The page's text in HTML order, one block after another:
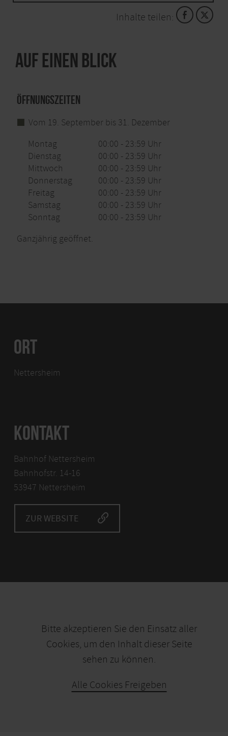
dem ÖPNV sind mit dem GästeTicket möglich.
Inhalte teilen:
Auf einen Blick
Öffnungszeiten
Vom 19. September bis 31. Dezember
Montag
00:00 - 23:59 Uhr
Dienstag
00:00 - 23:59 Uhr
Mittwoch
00:00 - 23:59 Uhr
Donnerstag
00:00 - 23:59 Uhr
Freitag
00:00 - 23:59 Uhr
Samstag
00:00 - 23:59 Uhr
Sonntag
00:00 - 23:59 Uhr
Ganzjährig geöffnet.
ORT
Nettersheim
KONTAKT
Bahnhof Nettersheim
Bahnhofstr. 14-16
53947 Nettersheim
ZUR WEBSITE
Bitte akzeptieren Sie den Einsatz aller
Cookies, um den Inhalt dieser Seite
sehen zu können.
Alle Cookies Freigeben